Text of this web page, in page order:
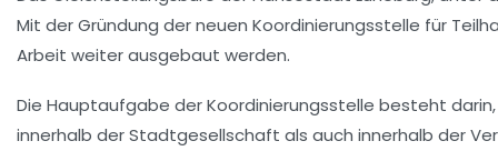
Mit der Gründung der neuen Koordinierungsstelle für
Arbeit weiter ausgebaut werden.
Die Hauptaufgabe der Koordinierungsstelle besteht
innerhalb der Stadtgesellschaft als auch innerhalb der